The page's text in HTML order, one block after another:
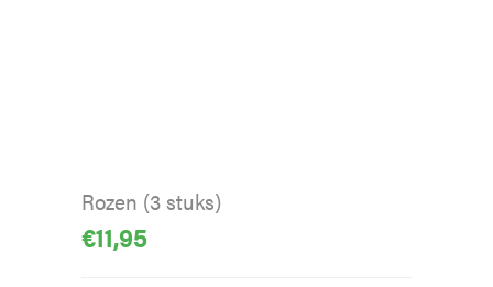
Rozen (3 stuks)
€11,95